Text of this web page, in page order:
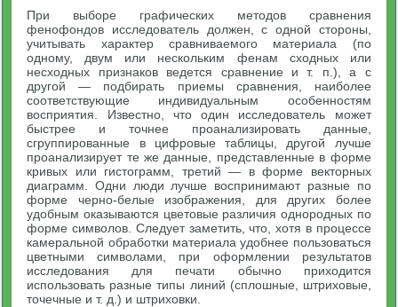
При выборе графических методов сравнения
фенофондов исследователь должен, с одной стороны,
учитывать характер сравниваемого материала (по
одному, двум или нескольким фенам сходных или
несходных признаков ведется сравнение и т. п.), а с
другой — подбирать приемы сравнения, наиболее
соответствующие индивидуальным особенностям
восприятия. Известно, что один исследователь может
быстрее и точнее проанализировать данные,
сгруппированные в цифровые таблицы, другой лучше
проанализирует те же данные, представленные в форме
кривых или гистограмм, третий — в форме векторных
диаграмм. Одни люди лучше воспринимают разные по
форме черно-белые изображения, для других более
удобным оказываются цветовые различия однородных по
форме символов. Следует заметить, что, хотя в процессе
камеральной обработки материала удобнее пользоваться
цветными символами, при оформлении результатов
исследования для печати обычно приходится
использовать разные типы линий (сплошные, штриховые,
точечные и т. д.) и штриховки.